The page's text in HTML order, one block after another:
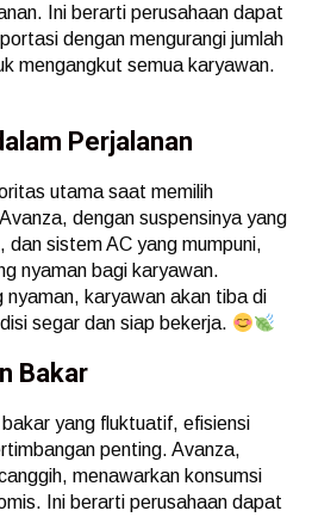
Ini berarti perusahaan dapat
dengan mengurangi jumlah
mengangkut semua karyawan.
Perjalanan
utama saat memilih
dengan suspensinya yang
dan sistem AC yang mumpuni,
nyaman bagi karyawan.
nyaman, karyawan akan tiba di
segar dan siap bekerja.
Bakar
yang fluktuatif, efisiensi
penting. Avanza,
menawarkan konsumsi
Ini berarti perusahaan dapat